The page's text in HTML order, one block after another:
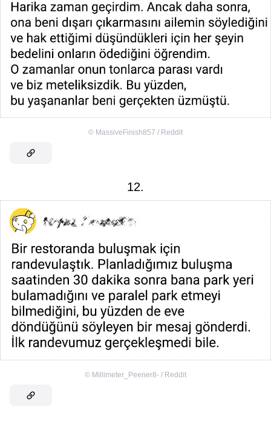
© MassiveFinish857 / Reddit
12.
© Millimeter_Peener8- / Reddit